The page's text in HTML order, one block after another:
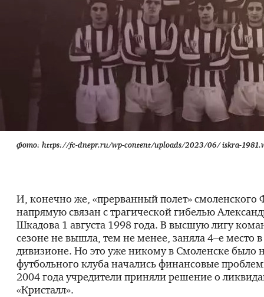
фото: https://fc-dnepr.ru/wp-content/uploads/2023/06/ iskra-
И, конечно же, «прерванный полет» смоленского
напрямую связан с трагической гибелью
Шкадова 1 августа 1998 года. В высшую лигу
сезоне не вышла, тем не менее, заняла 4–е место
дивизионе. Но это уже никому в Смоленске было
футбольного клуба начались финансовые
2004 года учредители приняли решение о
«Кристалл».